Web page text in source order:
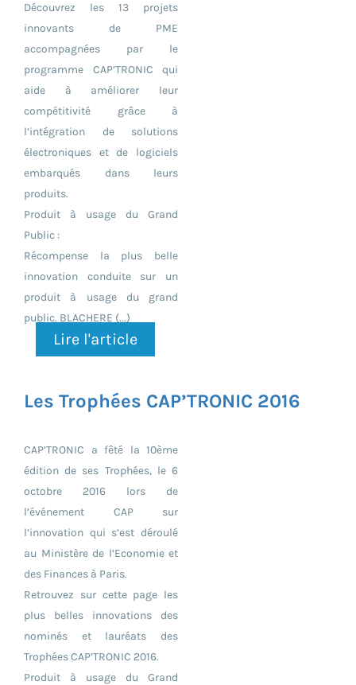
Découvrez les 13 projets
innovants de PME
accompagnées par le
programme CAP’TRONIC qui
aide à améliorer leur
compétitivité grâce à
l’intégration de solutions
électroniques et de logiciels
embarqués dans leurs
produits.
Produit à usage du Grand
Public :
Récompense la plus belle
innovation conduite sur un
produit à usage du grand
public. BLACHERE (...)
Lire l'article
Les Trophées CAP’TRONIC 2016
CAP’TRONIC a fêté la 10ème
édition de ses Trophées, le 6
octobre 2016 lors de
l’événement CAP sur
l’innovation qui s’est déroulé
au Ministère de l’Economie et
des Finances à Paris.
Retrouvez sur cette page les
plus belles innovations des
nominés et lauréats des
Trophées CAP’TRONIC 2016.
Produit à usage du Grand